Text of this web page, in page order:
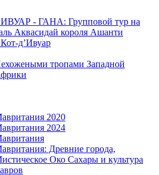
- ГАНА: Групповой тур на
Аквасидай короля Ашанти
д’Ивуар
тропами Западной
2020
2024
Древние города,
Око Сахары и культура